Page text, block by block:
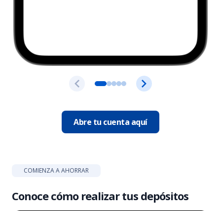
Abre tu cuenta aquí
COMIENZA A AHORRAR
Conoce cómo realizar tus depósitos